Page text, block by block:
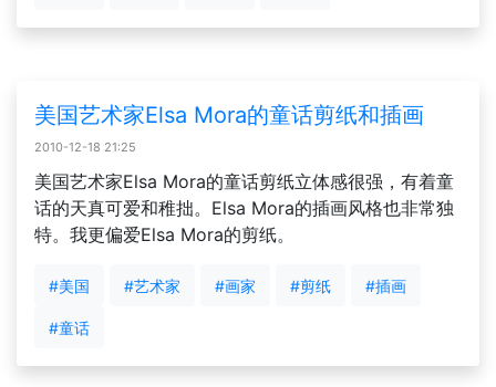
美国艺术家Elsa Mora的童话剪纸和插画
2010-12-18 21:25
美国艺术家Elsa Mora的童话剪纸立体感很强，有着童
话的天真可爱和稚拙。Elsa Mora的插画风格也非常独
特。我更偏爱Elsa Mora的剪纸。
#美国 #艺术家 #画家 #剪纸 #插画
#童话